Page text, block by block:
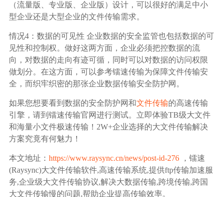
（流量版、专业版、企业版）设计，可以很好的满足中小
型企业还是大型企业的文件传输需求。
情况4：数据的可见性 企业数据的安全监管也包括数据的可
见性和控制权。做好这两方面，企业必须把控数据的流
向，对数据的走向有迹可循，同时可以对数据的访问权限
做划分。在这方面，可以参考镭速传输为保障文件传输安
全，而织牢织密的那张企业数据传输安全防护网。
如果您想要看到数据的安全防护网和文件传输的高速传输
引擎，请到镭速传输官网进行测试。立即体验TB级大文件
和海量小文件极速传输！2W+企业选择的大文件传输解决
方案究竟有何魅力！
本文地址： https://www.raysync.cn/news/post-id-276，镭速
(Raysync)大文件传输软件,高速传输系统,提供ftp传输加速服
务,企业级大文件传输协议,解决大数据传输,跨境传输,跨国
大文件传输慢的问题,帮助企业提高传输效率。